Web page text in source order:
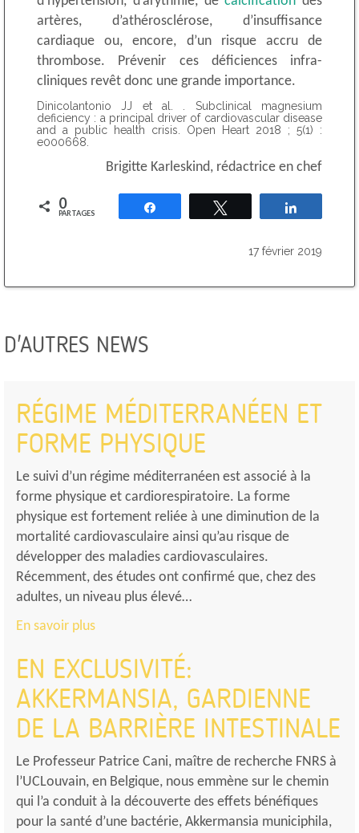
artères, d’athérosclérose, d’insuffisance
cardiaque ou, encore, d’un risque accru de
thrombose. Prévenir ces déficiences infra-
cliniques revêt donc une grande importance.
Dinicolantonio JJ et al. . Subclinical magnesium
deficiency : a principal driver of cardiovascular disease
and a public health crisis. Open Heart 2018 ; 5(1) :
e000668.
Brigitte Karleskind, rédactrice en chef
0
PARTAGES
17 février 2019
D'AUTRES NEWS
RÉGIME MÉDITERRANÉEN ET
FORME PHYSIQUE
Le suivi d’un régime méditerranéen est associé à la
forme physique et cardiorespiratoire. La forme
physique est fortement reliée à une diminution de la
mortalité cardiovasculaire ainsi qu’au risque de
développer des maladies cardiovasculaires.
Récemment, des études ont confirmé que, chez des
adultes, un niveau plus élevé…
En savoir plus
EN EXCLUSIVITÉ:
AKKERMANSIA, GARDIENNE
DE LA BARRIÈRE INTESTINALE
Le Professeur Patrice Cani, maître de recherche FNRS à
l’UCLouvain, en Belgique, nous emmène sur le chemin
qui l’a conduit à la découverte des effets bénéfiques
pour la santé d’une bactérie, Akkermansia municiphila,